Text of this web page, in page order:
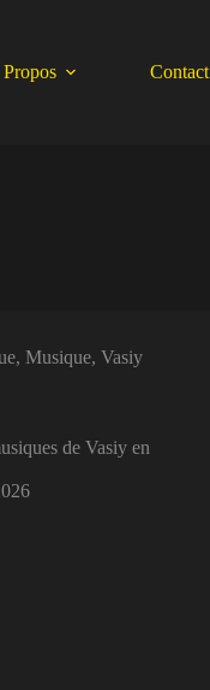
Contact
,Musique,Vasiy
de Vasiy en